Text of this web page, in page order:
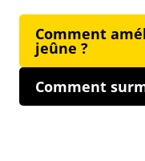
Comment
jeûne ?
Comment